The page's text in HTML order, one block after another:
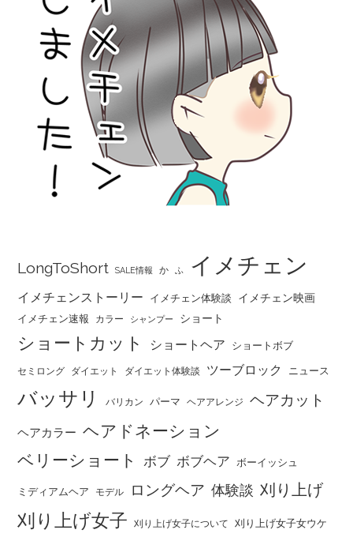
LongToShort SALE情報 か ふ イメチェン
イメチェンストーリー イメチェン体験談 イメチェン映画
イメチェン速報 カラー シャンプー ショート
ショートカット ショートヘア ショートボブ
セミロング ダイエット ダイエット体験談 ツーブロック ニュース
バッサリ バリカン パーマ ヘアアレンジ ヘアカット
ヘアカラー ヘアドネーション
ベリーショート
ボブ ボブヘア ボーイッシュ
ミディアムヘア モデル ロングヘア 体験談 刈り上げ
刈り上げ女子 刈り上げ女子について 刈り上げ女子女ウケ